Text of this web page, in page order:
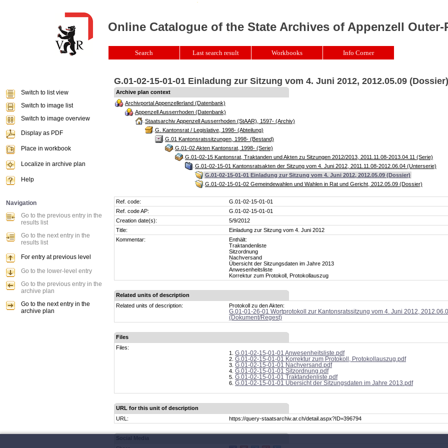
G.01-02-15-01-01 Einladung zur Sitzung vom 4. Juni 2012, 2012.05.09 (Dossier)
Archive plan context
Archivportal Appenzellerland (Datenbank)
Appenzell Ausserrhoden (Datenbank)
Staatsarchiv Appenzell Ausserrhoden (StAAR), 1597- (Archiv)
G. Kantonsrat / Legislative, 1998- (Abteilung)
G.01 Kantonsratssitzungen, 1998- (Bestand)
G.01-02 Akten Kantonsrat, 1998- (Serie)
G.01-02-15 Kantonsrat, Traktanden und Akten zu Sitzungen 2012/2013, 2011.11.08-2013.04.11 (Serie)
G.01-02-15-01 Kantonsratsakten der Sitzung vom 4. Juni 2012, 2011.11.08-2012.06.04 (Unterserie)
G.01-02-15-01-01 Einladung zur Sitzung vom 4. Juni 2012, 2012.05.09 (Dossier)
G.01-02-15-01-02 Gemeindewahlen und Wahlen in Rat und Gericht, 2012.05.09 (Dossier)
Ref. code:
G.01-02-15-01-01
Ref. code AP:
G.01-02-15-01-01
Creation date(s):
5/9/2012
Title:
Einladung zur Sitzung vom 4. Juni 2012
Kommentar:
Enthält:
Traktandenliste
Sitzordnung
Nachversand
Übersicht der Sitzungsdaten im Jahre 2013
Anwesenheitsliste
Korrektur zum Protokoll, Protokollauszug
Related units of description
Related units of description:
Protokoll zu den Akten:
G.01-01-26-01 Wortprotokoll zur Kantonsratssitzung vom 4. Juni 2012,
(Dokument/Regest)
Files
Files:
G.01-02-15-01-01 Anwesenheitsliste.pdf
G.01-02-15-01-01 Korrektur zum Protokoll, Protokollauszug.pdf
G.01-02-15-01-01 Nachversand.pdf
G.01-02-15-01-01 Sitzordnung.pdf
G.01-02-15-01-01 Traktandenliste.pdf
G.01-02-15-01-01 Übersicht der Sitzungsdaten im Jahre 2013.pdf
URL for this unit of description
URL:
https://query-staatsarchiv.ar.ch/detail.aspx?ID=396794
Online Catalogue of the State Archives of Appenzell Outer-
Search Last search result Workbooks Info Corner
Switch to list view
Switch to image list
Switch to image overview
Display as PDF
Place in workbook
Localize in archive plan
Help
Navigation
Go to the previous entry in the
results list
Go to the next entry in the
results list
For entry at previous level
Go to the lower-level entry
Go to the previous entry in the
archive plan
Go to the next entry in the
archive plan